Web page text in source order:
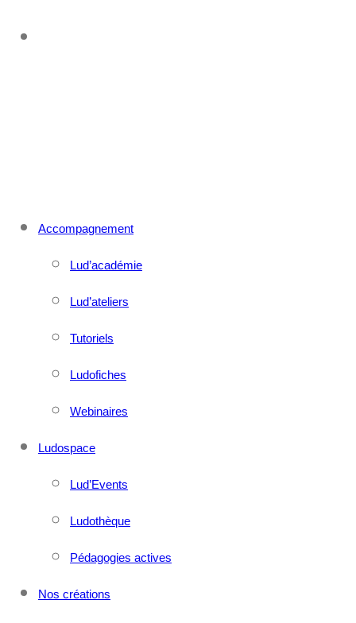
Accompagnement
Lud’académie
Lud’ateliers
Tutoriels
Ludofiches
Webinaires
Ludospace
Lud’Events
Ludothèque
Pédagogies actives
Nos créations